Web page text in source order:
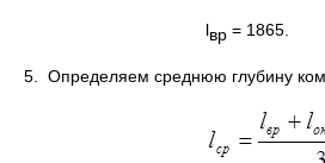
lвр = 1865.
5. Определяем среднюю глубину